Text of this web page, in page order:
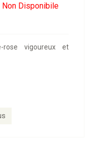
Non Disponibile
rose vigoureux et